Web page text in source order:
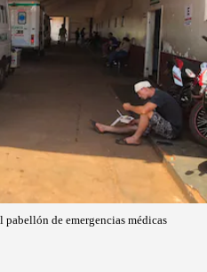
de emergencias médicas